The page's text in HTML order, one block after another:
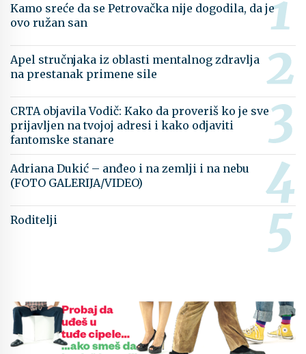
Kamo sreće da se Petrovačka nije dogodila, da je
ovo ružan san
Apel stručnjaka iz oblasti mentalnog zdravlja
na prestanak primene sile
CRTA objavila Vodič: Kako da proveriš ko je sve
prijavljen na tvojoj adresi i kako odjaviti
fantomske stanare
Adriana Dukić – anđeo i na zemlji i na nebu
(FOTO GALERIJA/VIDEO)
Roditelji